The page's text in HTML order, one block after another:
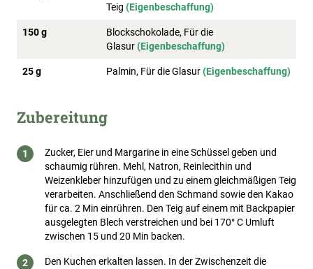
Teig (Eigenbeschaffung)
150 g
Blockschokolade, Für die
Glasur(Eigenbeschaffung)
25 g Palmin, Für die Glasur(Eigenbeschaffung)
Zubereitung
Zucker, Eier und Margarine in eine Schüssel geben und
schaumig rühren. Mehl, Natron, Reinlecithin und
Weizenkleber hinzufügen und zu einem gleichmäßigen Teig
verarbeiten. Anschließend den Schmand sowie den Kakao
für ca. 2 Min einrühren. Den Teig auf einem mit Backpapier
ausgelegten Blech verstreichen und bei 170° C Umluft
zwischen 15 und 20 Min backen.
Den Kuchen erkalten lassen. In der Zwischenzeit die